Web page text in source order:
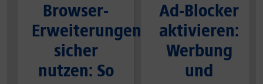
Browser-
Erweiterungen
sicher
nutzen: So
Ad-Blocker
aktivieren:
Werbung
und